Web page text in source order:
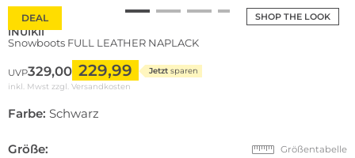
SHOP THE LOOK
DEAL
INUIKII
Snowboots FULL LEATHER NAPLACK
UVP329,00 229,99 Jetzt sparen
inkl. Mwst zzgl. Versandkosten
Farbe: Schwarz
Größe: Größentabelle